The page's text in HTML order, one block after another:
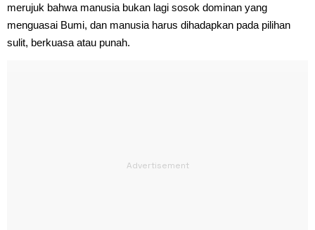
merujuk bahwa manusia bukan lagi sosok dominan yang
menguasai Bumi, dan manusia harus dihadapkan pada pilihan
sulit, berkuasa atau punah.